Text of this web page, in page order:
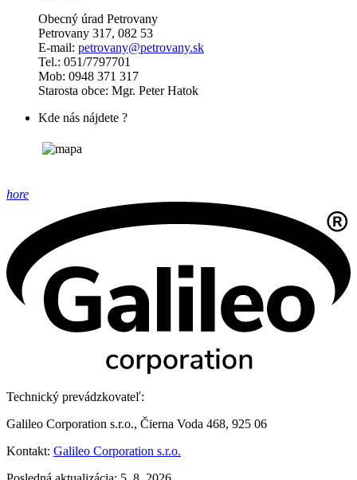
Obecný úrad Petrovany
Petrovany 317, 082 53
E-mail: petrovany@petrovany.sk
Tel.: 051/7797701
Mob: 0948 371 317
Starosta obce: Mgr. Peter Hatok
Kde nás nájdete ?
hore
Technický prevádzkovateľ:
Galileo Corporation s.r.o., Čierna Voda 468, 925 06
Kontakt: Galileo Corporation s.r.o.